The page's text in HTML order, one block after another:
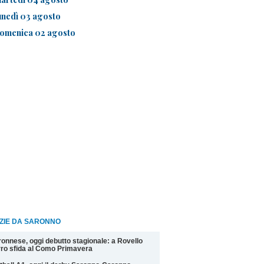
03 agosto
02 agosto
DA SARONNO
oggi debutto stagionale: a Rovello
sfida al Como Primavera